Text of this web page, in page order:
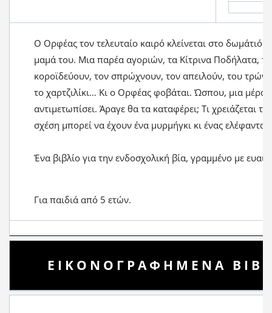
Ο Ορφέας τον τελευταίο καιρό κλείνεται στο δωμάτιό
μαμά του. Μια παρέα αγοριών, τα Κίτρινα Ποδήλατα,
κοροϊδεύουν, τον σπρώχνουν, τον απειλούν, του
το χαρτζιλίκι… Κι ο Ορφέας φοβάται. Ώσπου, μια μέρα
αντιμετωπίσει. Άραγε θα τα καταφέρει; Τι χρειάζεται
σχέση μπορεί να έχουν ένα μυρμήγκι κι ένας ελέφαντας;
Ένα βιβλίο για την ενδοσχολική βία, γραμμένο με
Για παιδιά από 5 ετών.
ΕΙΚΟΝΟΓΡΑΦΗΜΕΝΑ